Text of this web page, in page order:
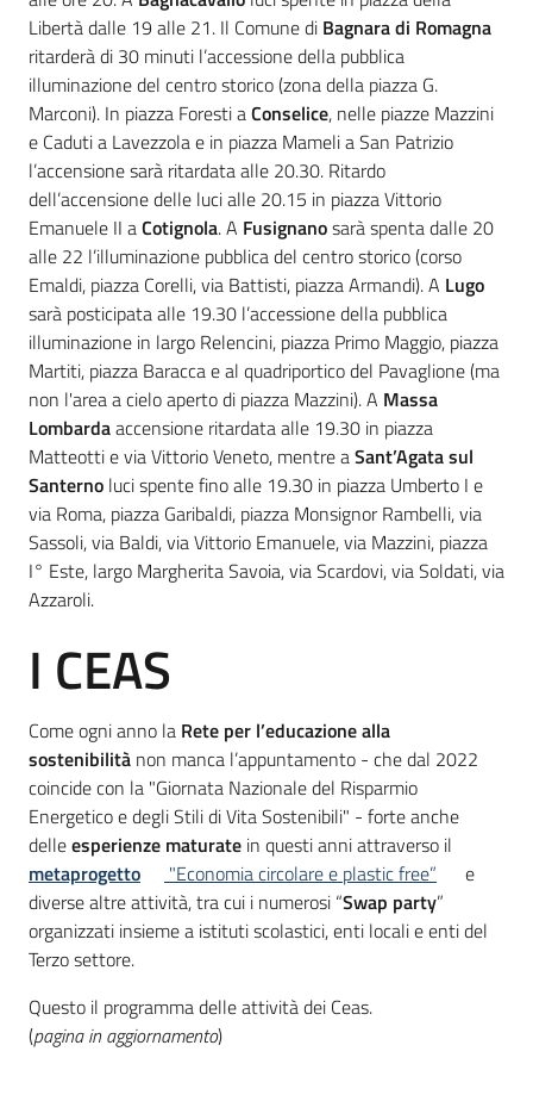
Libertà dalle 19 alle 21. Il Comune di Bagnara di Romagna
ritarderà di 30 minuti l’accessione della pubblica
illuminazione del centro storico (zona della piazza G.
Marconi). In piazza Foresti aConselice, nelle piazze Mazzini
e Caduti a Lavezzola e in piazza Mameli a San Patrizio
l’accensione sarà ritardata alle 20.30. Ritardo
dell’accensione delle luci alle 20.15 in piazza Vittorio
Emanuele II aCotignola. A Fusignanosarà spenta dalle 20
alle 22 l’illuminazione pubblica del centro storico (corso
Emaldi, piazza Corelli, via Battisti, piazza Armandi). A Lugo
sarà posticipata alle 19.30 l’accessione della pubblica
illuminazione in largo Relencini, piazza Primo Maggio, piazza
Martiti, piazza Baracca e al quadriportico del Pavaglione (ma
non l'area a cielo aperto di piazza Mazzini). A Massa
Lombardaaccensione ritardata alle 19.30 in piazza
Matteotti e via Vittorio Veneto, mentre aSant’Agata sul
Santerno luci spente fino alle 19.30 in piazza Umberto I e
via Roma, piazza Garibaldi, piazza Monsignor Rambelli, via
Sassoli, via Baldi, via Vittorio Emanuele, via Mazzini, piazza
I° Este, largo Margherita Savoia, via Scardovi, via Soldati, via
Azzaroli.
I CEAS
Come ogni anno la Rete per l’educazione alla
sostenibilità non manca l’appuntamento - che dal 2022
coincide con la "Giornata Nazionale del Risparmio
Energetico e degli Stili di Vita Sostenibili" - forte anche
delleesperienze maturate in questi anni attraverso il
metaprogetto
"Economia circolare e plastic free”
e
diverse altre attività, tra cui i numerosi “Swap party”
organizzati insieme a istituti scolastici, enti locali e enti del
Terzo settore.
Questo il programma delle attività dei Ceas.
(pagina in aggiornamento)